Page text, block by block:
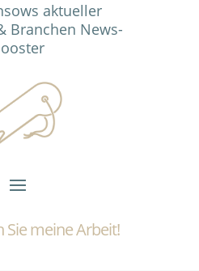
aktueller
Branchen News-
Sie meine Arbeit!